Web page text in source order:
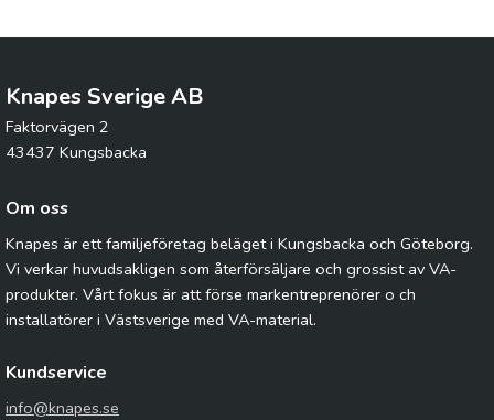
Knapes Sverige AB
Faktorvägen 2
43437 Kungsbacka
Om oss
Knapes är ett familjeföretag beläget i Kungsbacka och Göteborg.
Vi verkar huvudsakligen som återförsäljare och grossist av VA-
produkter. Vårt fokus är att förse markentreprenörer o ch
installatörer i Västsverige med VA-material.
Kundservice
info@knapes.se